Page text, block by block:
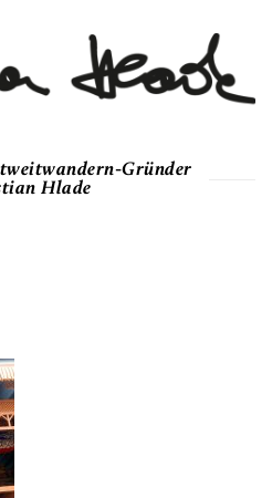
Gründer
Hlade